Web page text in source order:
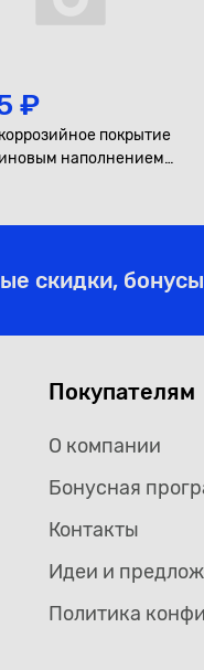
₽
покрытие
наполнением
скидки,
Покупателям
О компании
Бонусная
Контакты
Идеи и
Политика